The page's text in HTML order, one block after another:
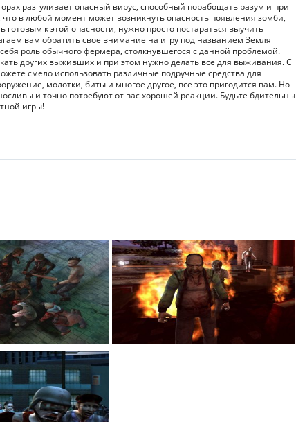
разгуливает опасный вирус, способный порабощать разум и при
в любой момент может возникнуть опасность появления зомби,
к этой опасности, нужно просто постараться выучить
вам обратить свое внимание на игру под названием Земля
роль обычного фермера, столкнувшегося с данной проблемой.
других выживших и при этом нужно делать все для выживания. С
смело использовать различные подручные средства для
молотки, биты и многое другое, все это пригодится вам. Но
и точно потребуют от вас хорошей реакции. Будьте бдительны
игры!